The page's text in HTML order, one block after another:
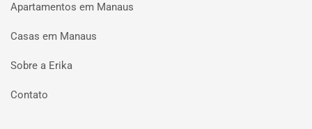
Apartamentos em Manaus
Casas em Manaus
Sobre a Erika
Contato